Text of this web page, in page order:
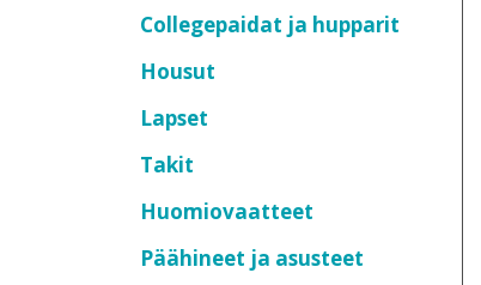
Collegepaidat ja hupparit
Housut
Lapset
Takit
Huomiovaatteet
Päähineet ja asusteet